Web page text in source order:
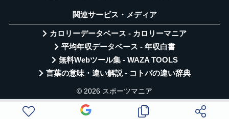
関連サービス・メディア
カロリーデータベース - カロリーマニア
平均年収データベース - 年収白書
無料Webツール集 - WAZA TOOLS
言葉の意味・違い解説 - コトバの違い辞典
© 2026 スポーツマニア